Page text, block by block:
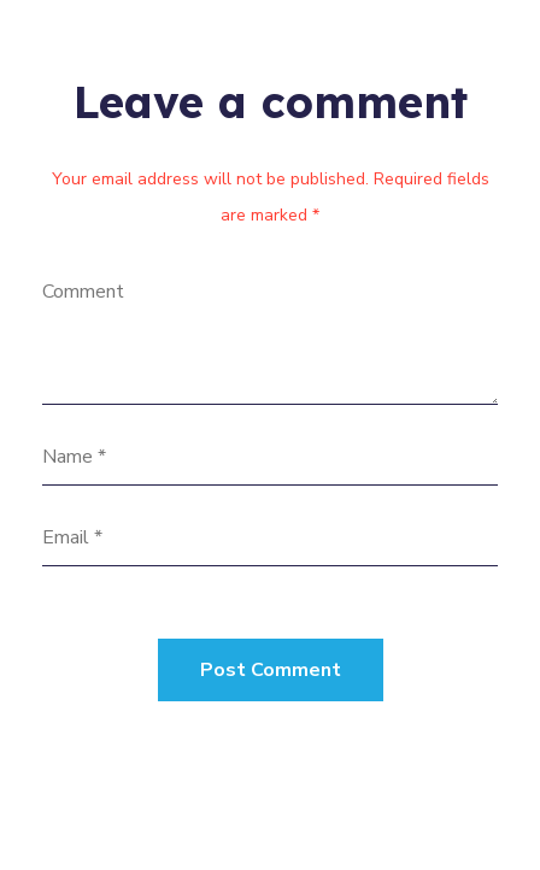
Leave a comment
Your email address will not be published. Required fields
are marked *